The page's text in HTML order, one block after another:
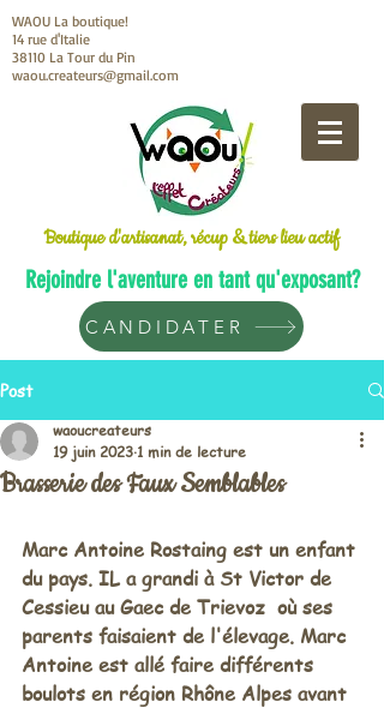
WAOU La boutique!
14 rue d'Italie
38110 La Tour du Pin
waou.createurs@gmail.com
Boutique d'artisanat, récup & tiers lieu actif
Rejoindre l'aventure en tant qu'exposant?
CANDIDATER
Post
Brasserie des Faux Semblables
waoucreateurs
19 juin 2023 1 min de lecture
Marc Antoine Rostaing est un enfant
du pays. IL a grandi à St Victor de
Cessieu au Gaec de Trievoz  où ses
parents faisaient de l'élevage. Marc
Antoine est allé faire différents
boulots en région Rhône Alpes avant